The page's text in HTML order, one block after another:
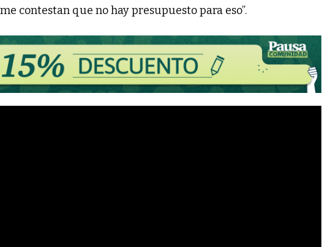
contestan que no hay presupuesto para eso”.